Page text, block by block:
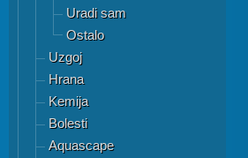
Uradi sam
Ostalo
Uzgoj
Hrana
Kemija
Bolesti
Aquascape